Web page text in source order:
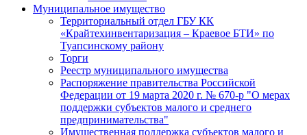
Муниципальное имущество
Территориальный отдел ГБУ КК
«Крайтехинвентаризация – Краевое БТИ» по
Туапсинскому району
Торги
Реестр муниципального имущества
Распоряжение правительства Российской
Федерации от 19 марта 2020 г. № 670-р "О мерах
поддержки субъектов малого и среднего
предпринимательства"
Имущественная поддержка субъектов малого и